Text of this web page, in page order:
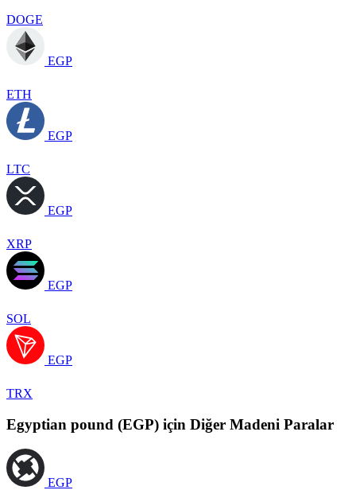
DOGE
EGP
ETH
EGP
LTC
EGP
XRP
EGP
SOL
EGP
TRX
Egyptian pound (EGP) için Diğer Madeni Paralar
EGP